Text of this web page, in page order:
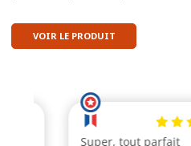
VOIR LE PRODUIT